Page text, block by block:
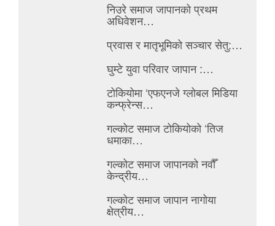
निउरे समाज जापानको प्रथम
अधिवेशन…
प्रवास र मातृभूमिको सञ्चार सेतु:…
घुम्टे युवा परिवार जापान :…
टोकियोमा ‘एफएनजे ग्लोबल मिडिया
कन्फ्रेन्स…
गल्कोट समाज टोकियोको ‘तिज
धमाका…
गल्कोट समाज जापानको नवौँ
केन्द्रीय…
गल्कोट समाज जापान नागोया
क्षेत्रीय…